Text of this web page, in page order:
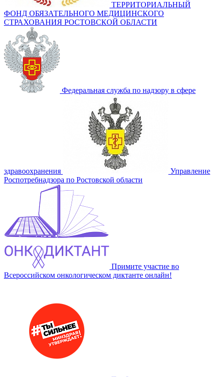
ТЕРРИТОРИАЛЬНЫЙ
ФОНД ОБЯЗАТЕЛЬНОГО МЕДИЦИНСКОГО
СТРАХОВАНИЯ РОСТОВСКОЙ ОБЛАСТИ
Федеральная служба по надзору в сфере
здравоохранения
Управление
Роспотребнадзора по Ростовской области
Примите участие во
Всероссийском онкологическом диктанте онлайн!